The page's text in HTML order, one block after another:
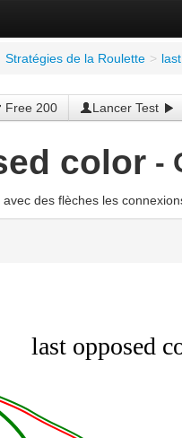
Stratégies de la Roulette >
Free 200 Lancer Test
color -
des flèches les